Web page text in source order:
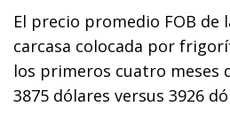
El precio promedio FOB de
carcasa colocada por
los primeros cuatro meses
3875 dólares versus 3926